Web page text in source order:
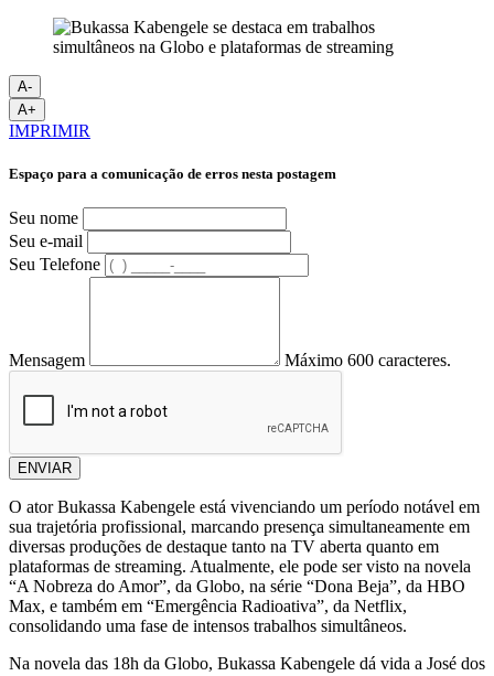
A-
A+
IMPRIMIR
Espaço para a comunicação de erros nesta postagem
Seu nome
Seu e-mail
Seu Telefone
Mensagem Máximo 600 caracteres.
ENVIAR
O ator Bukassa Kabengele está vivenciando um período notável em
sua trajetória profissional, marcando presença simultaneamente em
diversas produções de destaque tanto na TV aberta quanto em
plataformas de streaming. Atualmente, ele pode ser visto na novela
“A Nobreza do Amor”, da Globo, na série “Dona Beja”, da HBO
Max, e também em “Emergência Radioativa”, da Netflix,
consolidando uma fase de intensos trabalhos simultâneos.
Na novela das 18h da Globo, Bukassa Kabengele dá vida a José dos